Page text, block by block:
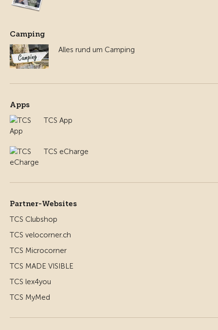
Camping
Alles rund um Camping
Apps
TCS App
TCS eCharge
Partner-Websites
TCS Clubshop
TCS velocorner.ch
TCS Microcorner
TCS MADE VISIBLE
TCS lex4you
TCS MyMed